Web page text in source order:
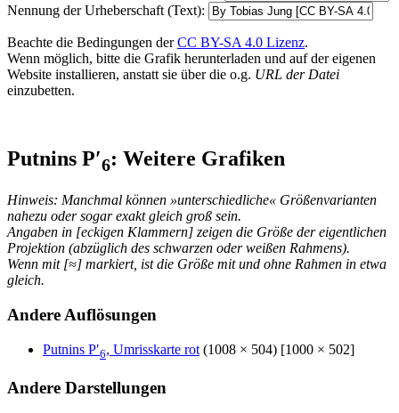
Nennung der Urheberschaft (Text):
Beachte die Bedingungen derCC BY-SA 4.0 Lizenz.
Wenn möglich, bitte die Grafik herunterladen und auf der eigenen
Website installieren, anstatt sie über die o.g. URL der Datei
einzubetten.
Putnins P′6: Weitere Grafiken
Hinweis: Manchmal können »unterschiedliche« Größenvarianten
nahezu oder sogar exakt gleich groß sein.
Angaben in [eckigen Klammern] zeigen die Größe der eigentlichen
Projektion (abzüglich des schwarzen oder weißen Rahmens).
Wenn mit [≈] markiert, ist die Größe mit und ohne Rahmen in etwa
gleich.
Andere Auflösungen
Putnins P′6, Umrisskarte rot (1008 × 504) [1000 × 502]
Andere Darstellungen